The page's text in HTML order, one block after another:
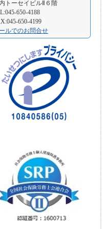
トーセイビルⅡ６階
650-4188
650-4199
ルでのお問合せ